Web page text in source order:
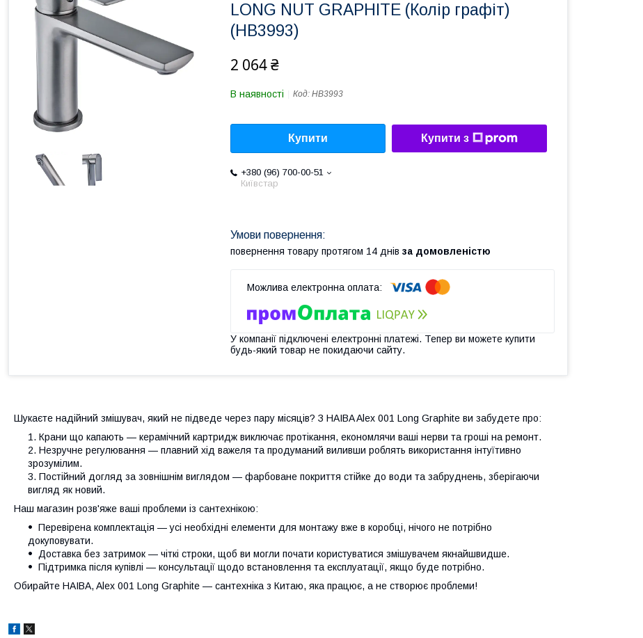
LONG NUT GRAPHITE (Колір графіт)
(HB3993)
2 064 ₴
В наявності Код: HB3993
Купити Купити з
+380 (96) 700-00-51
Київстар
повернення товару протягом 14 днів за домовленістю
У компанії підключені електронні платежі. Тепер ви можете купити
будь-який товар не покидаючи сайту.
Шукаєте надійний змішувач, який не підведе через пару місяців? З HAIBA Alex 001 Long Graphite ви забудете про:
Крани що капають — керамічний картридж виключає протікання, економлячи ваші нерви та гроші на ремонт.
Незручне регулювання — плавний хід важеля та продуманий виливши роблять використання інтуїтивно
зрозумілим.
Постійний догляд за зовнішнім виглядом — фарбоване покриття стійке до води та забруднень, зберігаючи
вигляд як новий.
Наш магазин розв'яже ваші проблеми із сантехнікою:
Перевірена комплектація — усі необхідні елементи для монтажу вже в коробці, нічого не потрібно
докуповувати.
Доставка без затримок — чіткі строки, щоб ви могли почати користуватися змішувачем якнайшвидше.
Підтримка після купівлі — консультації щодо встановлення та експлуатації, якщо буде потрібно.
Обирайте HAIBA, Alex 001 Long Graphite — сантехніка з Китаю, яка працює, а не створює проблеми!